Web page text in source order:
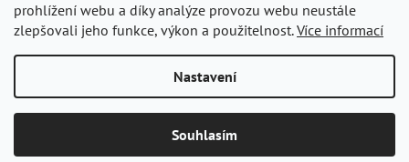
prohlížení webu a díky analýze provozu webu neustále
zlepšovali jeho funkce, výkon a použitelnost.Více informací
Nastavení
Souhlasím
Copyright 2026ItalyShop.cz. Všechna práva vyhrazena.Upravit
nastavení cookies